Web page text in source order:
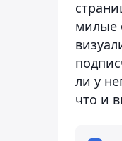
милые
ли у
что и